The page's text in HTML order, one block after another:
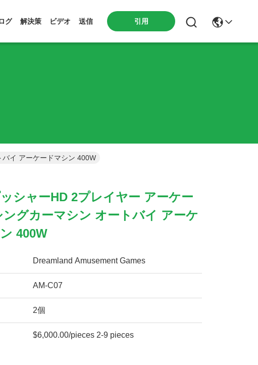
グ 解決策 ビデオ 送信 引用
イ アーケードマシン 400W
シャーHD 2プレイヤー アーケー
ングカーマシン オートバイ アーケ
400W
Dreamland Amusement Games
AM-C07
2個
$6,000.00/pieces 2-9 pieces